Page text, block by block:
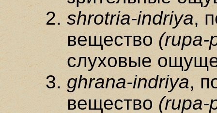
shrotria-indriya,
вещество (rupa-
слуховые
ghrana-indriya,
вещество (rupa-